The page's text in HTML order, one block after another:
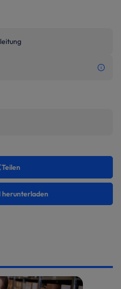
Teilen
herunterladen